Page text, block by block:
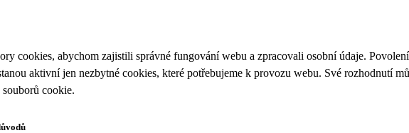
cookies, abychom zajistili správné fungování webu a zpracovali osobní údaje.
aktivní jen nezbytné cookies, které potřebujeme k provozu webu. Své rozhodnutí
souborů cookie.